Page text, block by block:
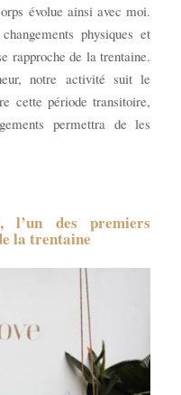
évolue ainsi avec moi.
physiques et
rapproche de la trentaine.
notre activité suit le
cette période transitoire,
permettra de les
des premiers
la trentaine